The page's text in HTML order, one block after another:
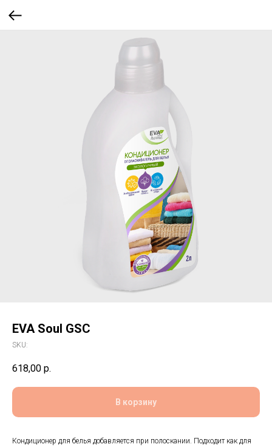
EVA Soul GSC
SKU:
618,00 р.
В корзину
Кондиционер для белья добавляется при полоскании. Подходит как для